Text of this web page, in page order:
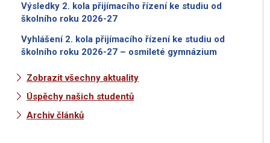
Výsledky 2. kola přijímacího řízení ke studiu od
školního roku 2026-27
Vyhlášení 2. kola přijímacího řízení ke studiu od
školního roku 2026-27 – osmileté gymnázium
Zobrazit všechny aktuality
Úspěchy našich studentů
Archiv článků